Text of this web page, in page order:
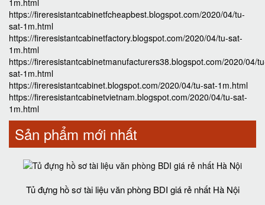
1m.html
https://fireresistantcabinetfcheapbest.blogspot.com/2020/04/tu-
sat-1m.html
https://fireresistantcabinetfactory.blogspot.com/2020/04/tu-sat-
1m.html
https://fireresistantcabinetmanufacturers38.blogspot.com/2020/04/
sat-1m.html
https://fireresistantcabinet.blogspot.com/2020/04/tu-sat-1m.html
https://fireresistantcabinetvietnam.blogspot.com/2020/04/tu-sat-
1m.html
Sản phẩm mới nhất
Tủ đựng hồ sơ tài liệu văn phòng BDI giá rẻ nhất Hà Nội